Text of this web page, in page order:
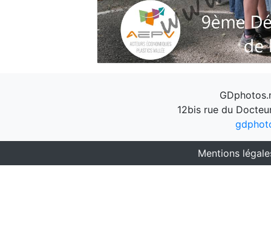
12bis rue du
Mentions